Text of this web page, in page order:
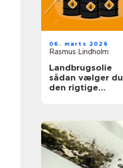
06. marts 2026
Rasmus Lindholm
Landbrugsolie
sådan vælger du
den rigtige